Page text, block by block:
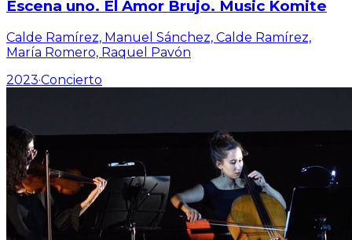
Escena uno. El Amor Brujo. Music Komite
Calde Ramírez, Manuel Sánchez, Calde Ramírez,
María Romero, Raquel Pavón
2023·Concierto